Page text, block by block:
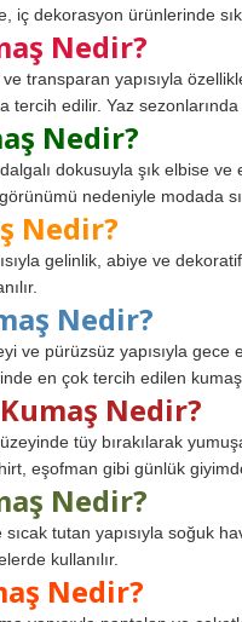
iç dekorasyon ürünlerinde
Nedir?
transparan yapısıyla
tercih edilir. Yaz
Nedir?
dokusuyla şık elbise ve
görünümü nedeniyle modada
Nedir?
gelinlik, abiye ve
Nedir?
ve pürüzsüz yapısıyla gece
en çok tercih edilen
Nedir?
tüy bırakılarak
eşofman gibi günlük
Nedir?
tutan yapısıyla soğuk
kullanılır.
Nedir?